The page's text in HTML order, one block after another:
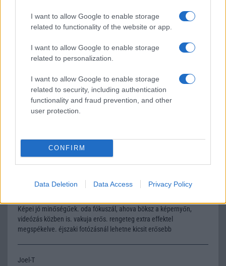
I want to allow Google to enable storage
related to functionality of the website or app.
I want to allow Google to enable storage
related to personalization.
I want to allow Google to enable storage
related to security, including authentication
functionality and fraud prevention, and other
user protection.
CONFIRM
Data Deletion Data Access Privacy Policy
félhomályban, vagy éjjel)? Ha esetleg valaki tud erről írni emailben,
esetleg pár képet is csatolna, azt megköszönném:
2011-5-5 21:45:15
Egy ilyen telefonért adok új független htc incredible s készüléket.
ateszapa@gmail.com
Én most tesztelek egy ilyen készüléket. Szuper kis gép, nagyon sok
Képei jó minőségűek. oda fókuszál, ahova böksz a képernyőn,
videózás közben is. vakuja erős. rengeteg extra effektel
megspékelve. éjszaki fotózásnál lehetne kicsit erősebb
Joel-T